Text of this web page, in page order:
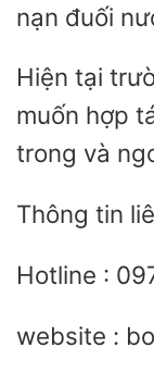
nạn đuối
Hiện tại
muốn hợp
trong và
Thông tin
Hotline :
website :